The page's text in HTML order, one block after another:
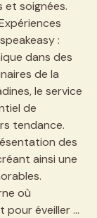
et soignées.
:
dans des
de la
le service
de
tendance.
des
ainsi une
où
pour éveiller …